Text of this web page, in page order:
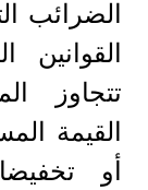
الضرائب
تتجاوز
القيمة
أو